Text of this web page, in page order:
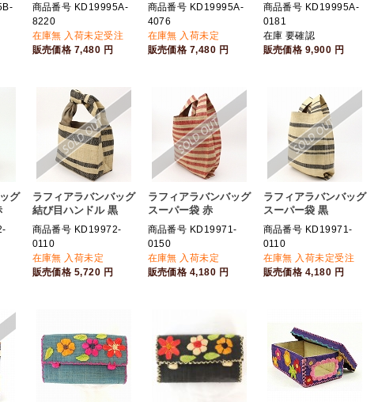
商品番号 KD19995A-
8220
在庫無 入荷未定受注
販売価格 7,480 円
商品番号 KD19995A-
4076
在庫無 入荷未定
販売価格 7,480 円
商品番号 KD19995A-
0181
在庫 要確認
販売価格 9,900 円
グ
ラフィアラバンバッグ
結び目ハンドル 黒
商品番号 KD19972-
0110
在庫無 入荷未定
販売価格 5,720 円
ラフィアラバンバッグ
スーパー袋 赤
商品番号 KD19971-
0150
在庫無 入荷未定
販売価格 4,180 円
ラフィアラバンバッグ
スーパー袋 黒
商品番号 KD19971-
0110
在庫無 入荷未定受注
販売価格 4,180 円